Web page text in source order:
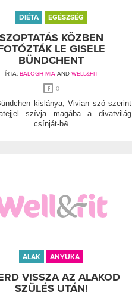
DIÉTA EGÉSZSÉG
SZOPTATÁS KÖZBEN
LE GISELE
BÜNDCHENT
ÍRTA: BALOGH MIAAND WELL&FIT
0
kislánya, Vivian szó szerint
szívja magába a divatvilág
csínját-b&
ALAK ANYUKA
VISSZA AZ ALAKOD
SZÜLÉS UTÁN!